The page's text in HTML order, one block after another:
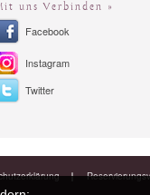
uns Verbinden »
Facebook
Instagram
Twitter